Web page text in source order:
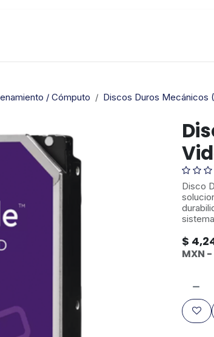
/ Cómputo Discos Duros Mecánicos
Disco
$
MXN